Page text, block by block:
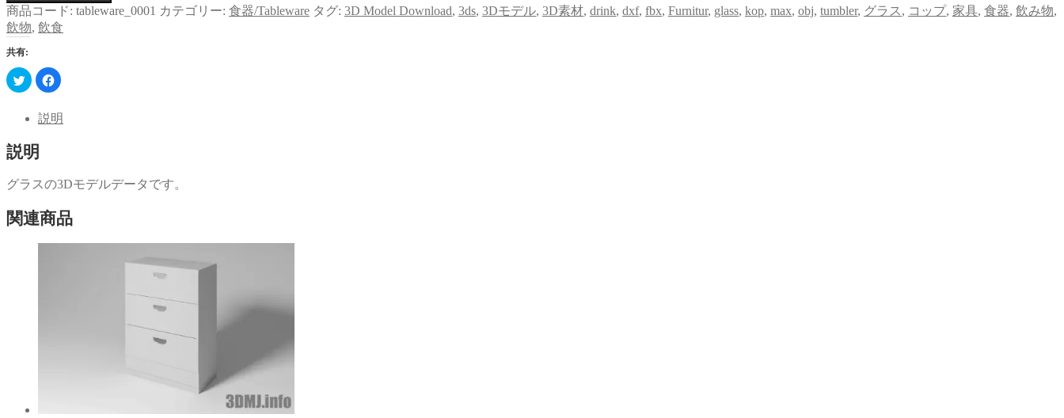
商品コード: tableware_0001 カテゴリー: 食器/Tableware タグ: 3D Model Download, 3ds, 3Dモデル, 3D素材, drink, dxf, fbx, Furnitur, glass, kop, max, obj, tumbler, グラス , コップ, 家具, 食器, 飲み物,
飲物, 飲食
共有:
ク
リ
し
て
で
共
有
し
い
ィ
ン
ド
Facebook
で
す
る
ク
し
く
だ
さ
説明
説明
グラスの3Dモデルデータです。
関連商品